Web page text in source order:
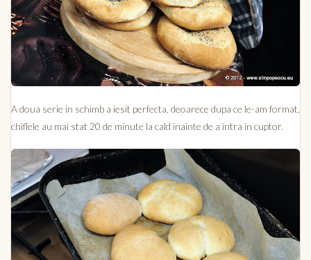
A doua serie in schimb a iesit perfecta, deoarece dupa ce le-am format,
chiflele au mai stat 20 de minute la cald inainte de a intra in cuptor.